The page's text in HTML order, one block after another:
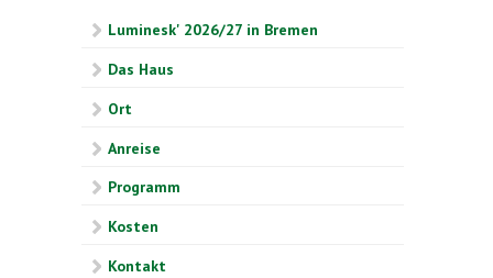
Luminesk' 2026/27 in Bremen
Das Haus
Ort
Anreise
Programm
Kosten
Kontakt